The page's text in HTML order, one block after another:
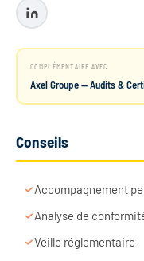
COMPLÉMENTAIRE AVEC
Axel Groupe — Audits &
Conseils
Accompagnement
Analyse de
Veille réglementaire